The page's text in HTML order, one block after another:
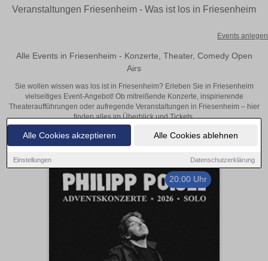
Alle Cookies akzeptieren Alle Cookies ablehnen
Einstellungen Datenschutzerklärung
Veranstaltungen Friesenheim - Was ist los in Friesenheim
Events anlegen
Alle Events in Friesenheim - Konzerte, Theater, Comedy Open
Airs
Sie wollen wissen was los ist in Friesenheim? Erleben Sie in Friesenheim
vielseitiges Event-Angebot! Ob mitreißende Konzerte, inspirierende
Theateraufführungen oder aufregende Veranstaltungen in Friesenheim – hier
finden alles im Überblick und Tickets.
20:00 Uhr